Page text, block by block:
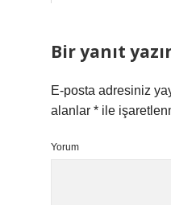
Bir yanıt
E-posta adresiniz
alanlar * ile
Yorum